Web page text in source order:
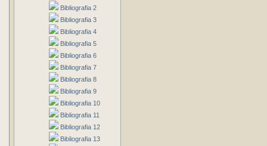
Bibliografia 2
Bibliografia 3
Bibliografia 4
Bibliografia 5
Bibliografia 6
Bibliografia 7
Bibliografia 8
Bibliografia 9
Bibliografia 10
Bibliografia 11
Bibliografia 12
Bibliografia 13